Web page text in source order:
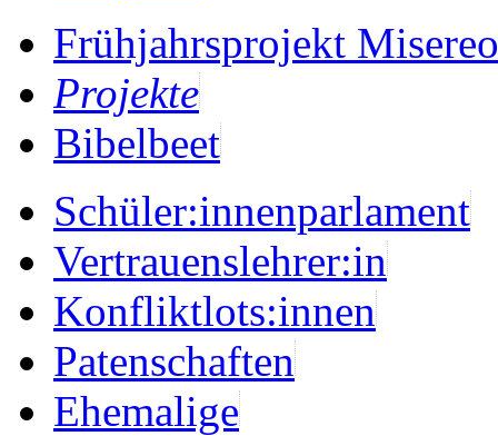
Frühjahrsprojekt
Projekte
Bibelbeet
Schüler:innenparlament
Vertrauenslehrer:in
Konfliktlots:innen
Patenschaften
Ehemalige